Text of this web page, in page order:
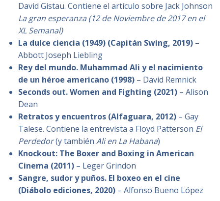
David Gistau. Contiene el artículo sobre Jack Johnson
La gran esperanza (12 de Noviembre de 2017 en el
XL Semanal)
La dulce ciencia (1949) (Capitán Swing, 2019) –
Abbott Joseph Liebling
Rey del mundo. Muhammad Ali y el nacimiento
de un héroe americano (1998) – David Remnick
Seconds out. Women and Fighting (2021) – Alison
Dean
Retratos y encuentros (Alfaguara, 2012) – Gay
Talese. Contiene la entrevista a Floyd Patterson El
Perdedor(y tambiénAli en La Habana)
Knockout: The Boxer and Boxing in American
Cinema (2011) – Leger Grindon
Sangre, sudor y puños. El boxeo en el cine
(Diábolo ediciones, 2020) – Alfonso Bueno López